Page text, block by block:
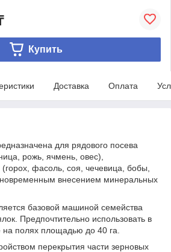
Купить
Доставка Оплата
для рядового посева
рожь, ячмень, овес),
(горох, фасоль, соя, чечевица, бобы,
внесением минеральных
базовой машиной семейства
Предпочтительно использовать в
полях площадью до 40 га.
перекрытия части зерновых